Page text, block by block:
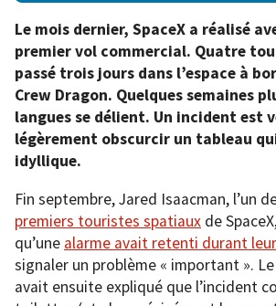
Le mois dernier, SpaceX a réalisé
premier vol commercial. Quatre
passé trois jours dans l’espace à
Crew Dragon. Quelques semaines
langues se délient. Un incident est
légèrement obscurcir un tableau
idyllique.
Fin septembre, Jared Isaacman, l’un
premiers touristes spatiaux de
qu’une alarme avait retenti durant
signaler un problème « important ».
avait ensuite expliqué que l’incident